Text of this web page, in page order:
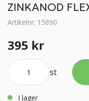
ZINKANOD
Artikelnr: 15890
395 kr
st
i lager